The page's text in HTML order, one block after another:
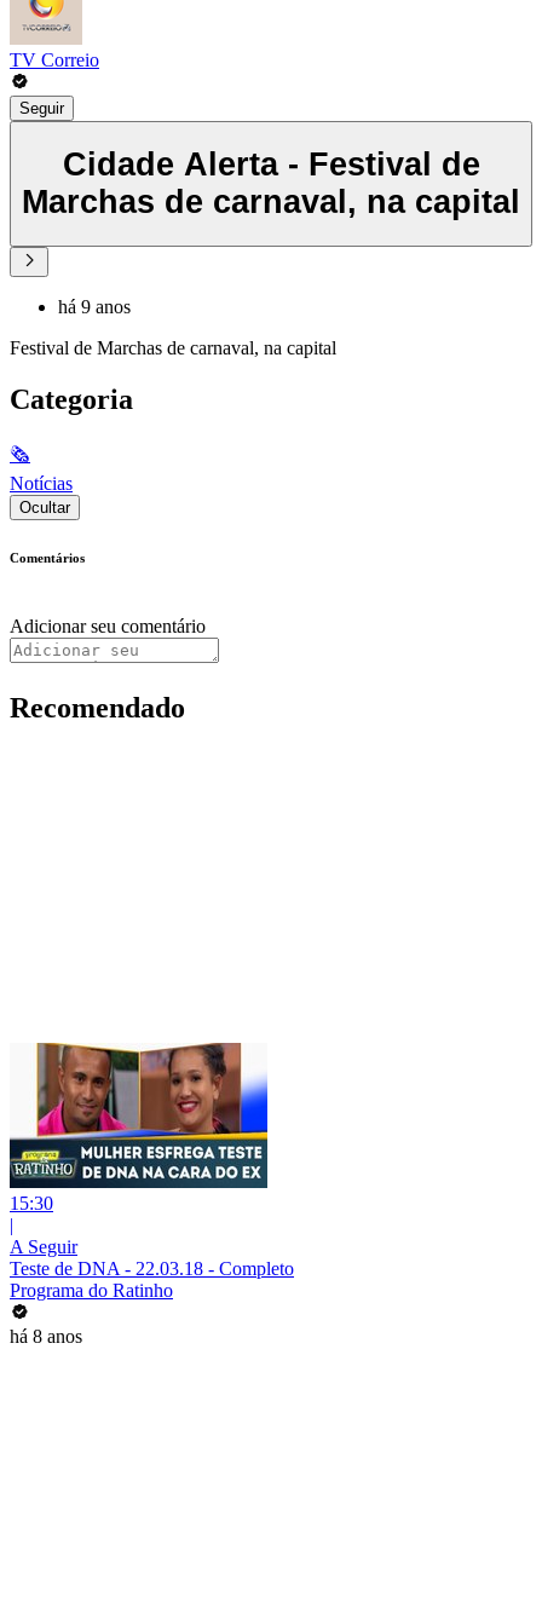
TV Correio
Seguir
Cidade Alerta - Festival de
Marchas de carnaval, na capital
há 9 anos
Festival de Marchas de carnaval, na capital
Categoria
🗞
Notícias
Ocultar
Comentários
Adicionar seu comentário
Recomendado
15:30
|
A Seguir
Teste de DNA - 22.03.18 - Completo
Programa do Ratinho
há 8 anos